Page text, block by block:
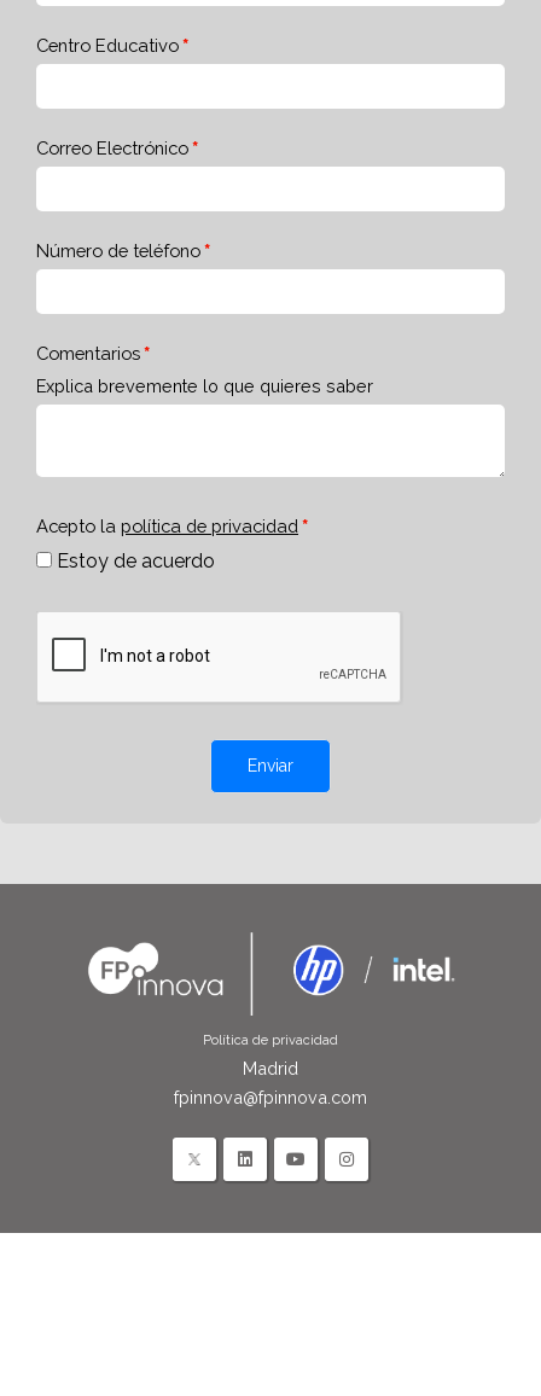
Centro Educativo
Correo Electrónico
Número de teléfono
Comentarios
Explica brevemente lo que quieres saber
Acepto la política de privacidad
Estoy de acuerdo
Enviar
Política de privacidad
Madrid
fpinnova@fpinnova.com